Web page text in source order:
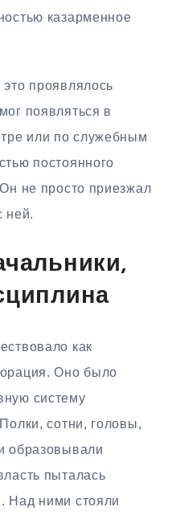
казарменное
проявлялось
появляться в
или по служебным
постоянного
не просто приезжал
ней.
как
Оно было
систему
сотни, головы,
образовывали
пыталась
Над ними стояли